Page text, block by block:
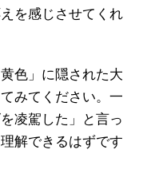
を感じさせてくれ
色」に隠された大
みてください。一
凌駕した」と言っ
解できるはずです